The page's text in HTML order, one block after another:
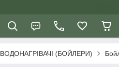
ВОДОНАГРІВАЧІ (БОЙЛЕРИ)